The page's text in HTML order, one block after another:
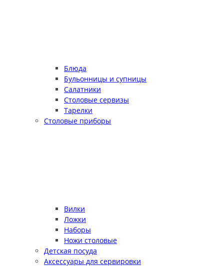
Блюда
Бульонницы и супницы
Салатники
Столовые сервизы
Тарелки
Столовые приборы
Вилки
Ложки
Наборы
Ножи столовые
Детская посуда
Аксессуары для сервировки